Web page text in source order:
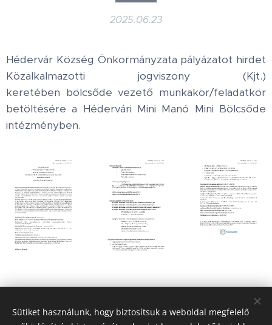
2025.06.23
Hédervár Község Önkormányzata pályázatot hirdet
Közalkalmazotti jogviszony (Kjt.)
keretében bölcsőde vezető munkakör/feladatkör
betöltésére a Hédervári Mini Manó Mini Bölcsőde
intézményben.
Sütiket használunk, hogy biztosítsuk a weboldal megfelelő